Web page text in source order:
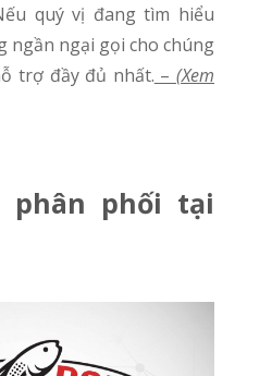
quý vị đang tìm hiểu
ngần ngại gọi cho chúng
trợ đầy đủ nhất. –(Xem
phân phối tại